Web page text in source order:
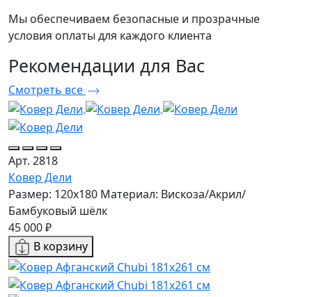
Мы обеспечиваем безопасные и прозрачные
условия оплаты для каждого клиента
Рекомендации для Вас
Смотреть все
Арт. 2818
Ковер Дели
Размер: 120x180 Материал: Вискоза/Акрил/
Бамбуковый шёлк
45 000 ₽
В корзину